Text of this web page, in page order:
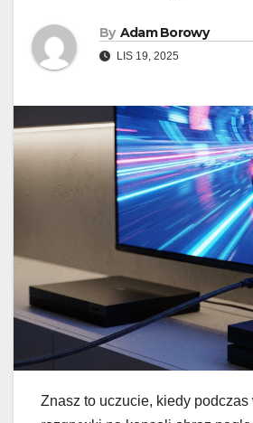
By Adam Borowy
LIS 19, 2025
Znasz to uczucie, kiedy